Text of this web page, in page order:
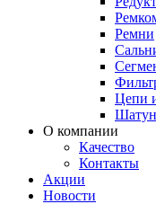
Ремни
Цепи
О компании
Качество
Контакты
Акции
Новости